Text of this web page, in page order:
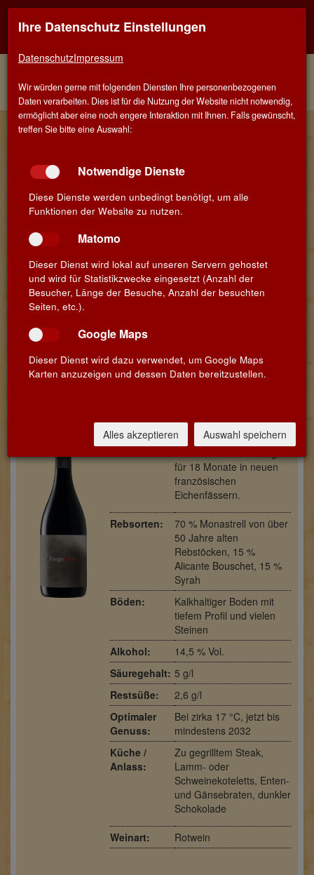
Alicante
Wein-Details
Viticultura Extrema
»Fuego Lento« 2018
Alicante DO · Zwischen El
in Alicante · Spanien
Weingut:
Region /
Land:
Zwischen El Algaiat und
La Canalosa in Alicante -
wird einzeln selektioniert.
Gärung und
für 18 Monate in neuen
französischen
Eichenfässern.
Rebsorten:
70 % Monastrell von über
50 Jahre alten
Rebstöcken, 15 %
Alicante Bouschet, 15 %
Syrah
Böden:
Kalkhaltiger Boden mit
tiefem Profil und vielen
Steinen
Alkohol:
14,5 % Vol.
Säuregehalt: 5 g/l
Restsüße:
2,6 g/l
Optimaler
Genuss:
Bei zirka 17 °C, jetzt bis
mindestens 2032
Küche /
Anlass:
Zu gegrilltem Steak,
Lamm- oder
Schweinekoteletts, Enten-
und Gänsebraten, dunkler
Schokolade
Weinart: Rotwein
Ihre Datenschutz Einstellungen
DatenschutzImpressum
Wir würden gerne mit folgenden Diensten Ihre personenbezogenen
Daten verarbeiten. Dies ist für die Nutzung der Website nicht notwendig,
ermöglicht aber eine noch engere Interaktion mit Ihnen. Falls gewünscht,
treffen Sie bitte eine Auswahl:
Notwendige Dienste
Diese Dienste werden unbedingt benötigt, um alle
Funktionen der Website zu nutzen.
Matomo
Dieser Dienst wird lokal auf unseren Servern gehostet
und wird für Statistikzwecke eingesetzt (Anzahl der
Besucher, Länge der Besuche, Anzahl der besuchten
Seiten, etc.).
Google Maps
Dieser Dienst wird dazu verwendet, um Google Maps
Karten anzuzeigen und dessen Daten bereitzustellen.
Alles akzeptieren Auswahl speichern